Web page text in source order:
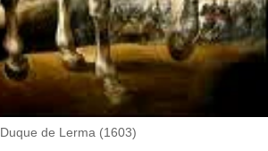
Duque de Lerma (1603)